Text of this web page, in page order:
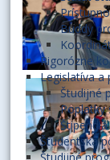
Buddy
Rigorózne
Legislatíva a
Študijné
Poplatky
Štipendiá
Študentská